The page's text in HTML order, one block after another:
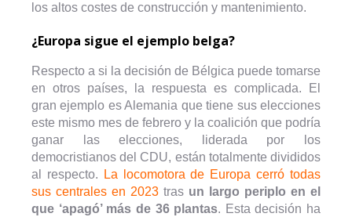
los altos costes de construcción y mantenimiento.
¿Europa sigue el ejemplo belga?
Respecto a si la decisión de Bélgica puede tomarse
en otros países, la respuesta es complicada. El
gran ejemplo es Alemania que tiene sus elecciones
este mismo mes de febrero y la coalición que podría
ganar las elecciones, liderada por los
democristianos del CDU, están totalmente divididos
al respecto.
La locomotora de Europa cerró todas
sus centrales en 2023 tras un largo periplo en el
que ‘apagó’ más de 36 plantas. Esta decisión ha